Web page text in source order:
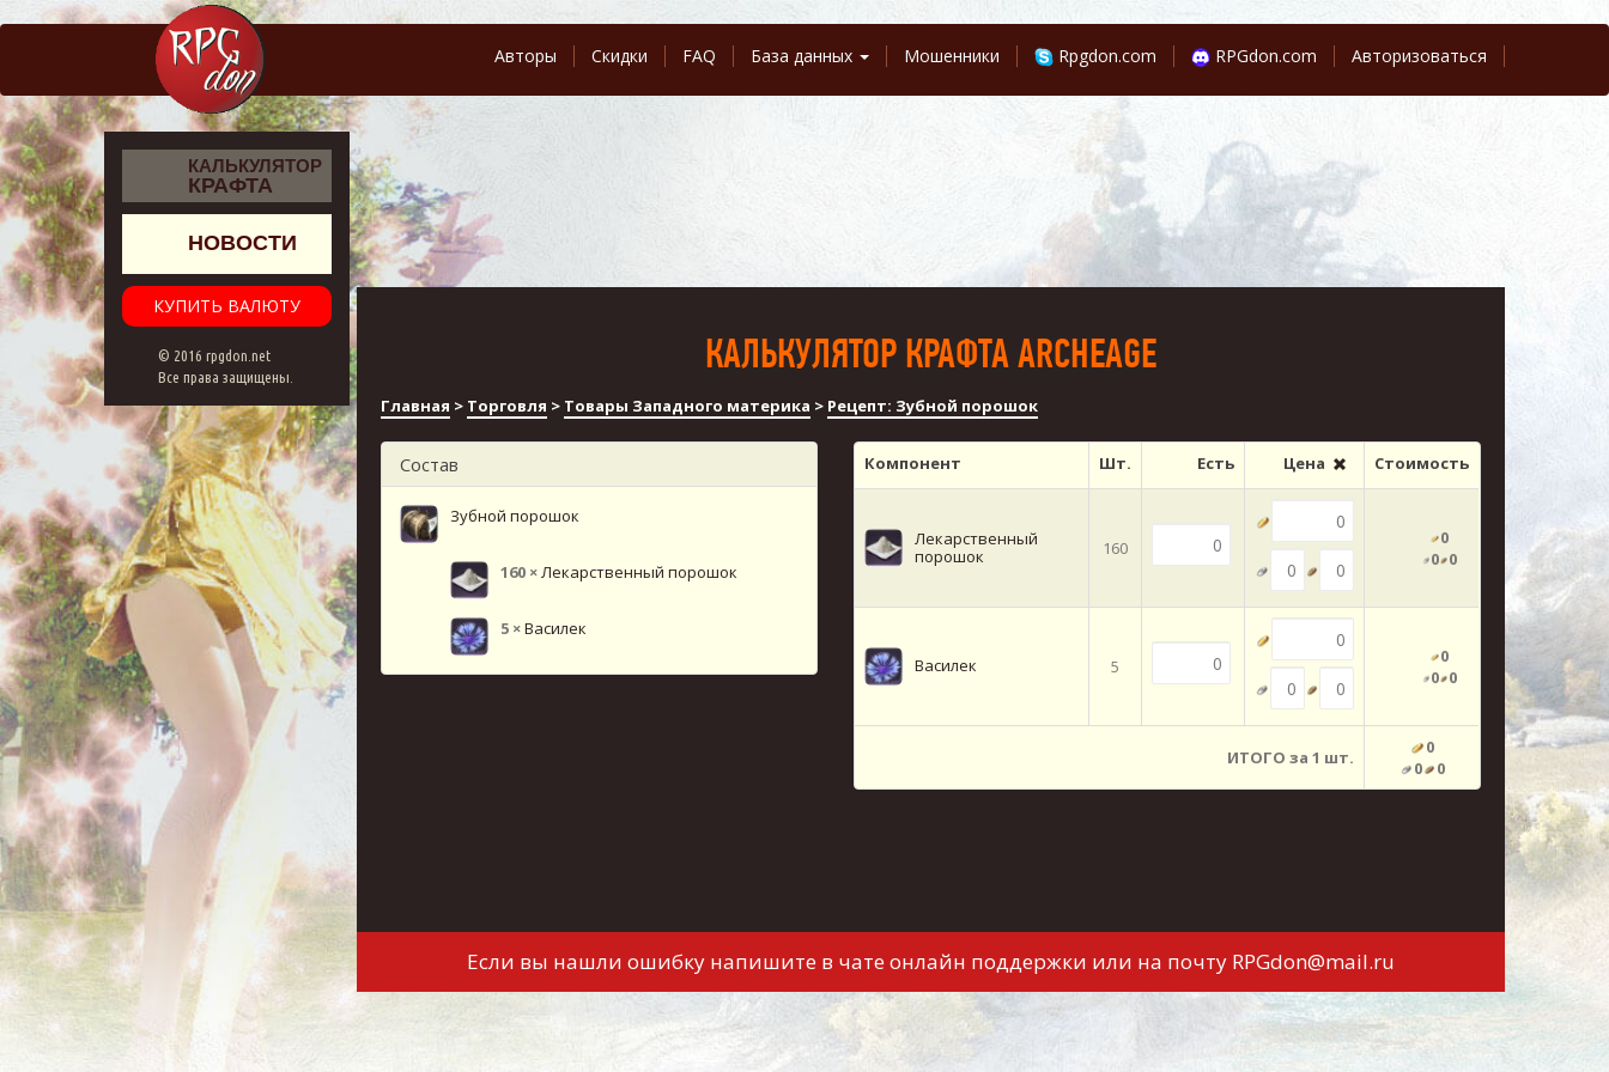
Авторы Скидки FAQ База данных Мошенники Rpgdon.com RPGdon.com Авторизоваться
КАЛЬКУЛЯТОР
КРАФТА
НОВОСТИ
КУПИТЬ ВАЛЮТУ
© 2016 rpgdon.net
Все права защищены.
КАЛЬКУЛЯТОР КРАФТА ARCHEAGE
Главная > Торговля > Товары Западного материка > Рецепт: Зубной порошок
Состав
Зубной порошок
160 ×Лекарственный порошок
5 ×Василек
Компонент Шт. Есть Цена Стоимость
Лекарственный
порошок
160
0
0 0
Василек 5
0
0 0
ИТОГО за 1 шт.
0
0
0
Если вы нашли ошибку напишите в чате онлайн поддержки или на почту RPGdon@mail.ru